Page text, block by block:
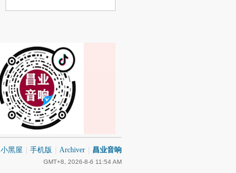
小黑屋 手机版 Archiver 昌业音响
GMT+8, 2026-8-6 11:54 AM